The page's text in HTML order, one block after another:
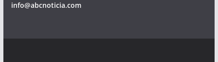
info@abcnoticia.com